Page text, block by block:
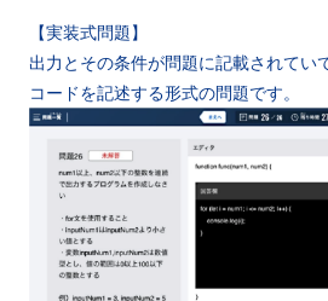
【実装式問題】
出力とその条件が問題に記載されてい
コードを記述する形式の問題です。